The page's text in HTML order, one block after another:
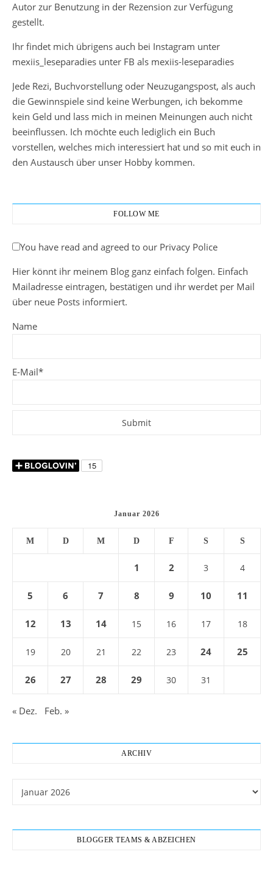
Autor zur Benutzung in der Rezension zur Verfügung
gestellt.
Ihr findet mich übrigens auch bei Instagram unter
mexiis_leseparadies unter FB als mexiis-leseparadies
Jede Rezi, Buchvorstellung oder Neuzugangspost, als auch
die Gewinnspiele sind keine Werbungen, ich bekomme
kein Geld und lass mich in meinen Meinungen auch nicht
beeinflussen. Ich möchte euch lediglich ein Buch
vorstellen, welches mich interessiert hat und so mit euch in
den Austausch über unser Hobby kommen.
FOLLOW ME
You have read and agreed to our Privacy Police
Hier könnt ihr meinem Blog ganz einfach folgen. Einfach
Mailadresse eintragen, bestätigen und ihr werdet per Mail
über neue Posts informiert.
Name
E-Mail*
Januar 2026
M D M D F S S
1 2 3 4
5 6 7 8 9 10 11
12 13 14 15 16 17 18
19 20 21 22 23 24 25
26 27 28 29 30 31
« Dez. Feb. »
ARCHIV
BLOGGER TEAMS & ABZEICHEN